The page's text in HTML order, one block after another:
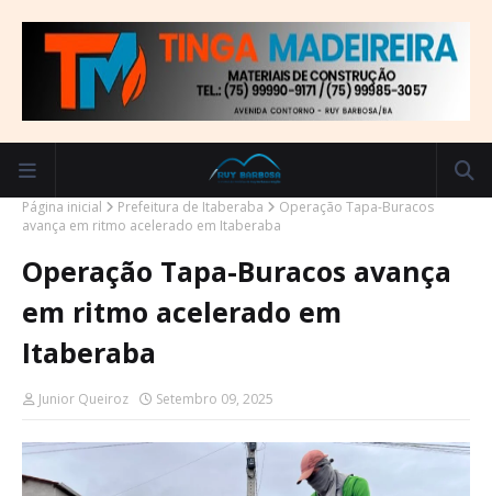
Página inicial Prefeitura de Itaberaba
Operação Tapa-Buracos
avança em ritmo acelerado em Itaberaba
Operação Tapa-Buracos avança
em ritmo acelerado em
Itaberaba
Junior Queiroz Setembro 09, 2025